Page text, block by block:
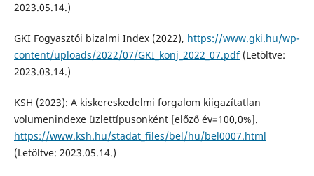
2023.05.14.)
GKI Fogyasztói bizalmi Index (2022), https://www.gki.hu/wp-
content/uploads/2022/07/GKI_konj_2022_07.pdf(Letöltve:
2023.03.14.)
KSH (2023): A kiskereskedelmi forgalom kiigazítatlan
volumenindexe üzlettípusonként [előző év=100,0%].
https://www.ksh.hu/stadat_files/bel/hu/bel0007.html
(Letöltve: 2023.05.14.)